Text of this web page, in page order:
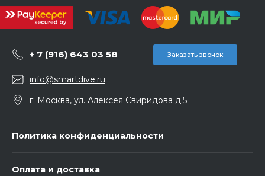
+ 7 (916) 643 03 58 Заказать звонок
info@smartdive.ru
г. Москва, ул. Алексея Свиридова д.5
Политика конфиденциальности
Оплата и доставка